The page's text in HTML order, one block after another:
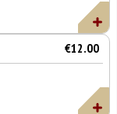
€12.00